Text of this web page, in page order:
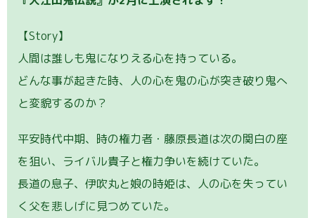
【Story】
人間は誰しも鬼になりえる心を持っている。
どんな事が起きた時、人の心を鬼の心が突き破り鬼へ
と変貌するのか？
平安時代中期、時の権力者・藤原長道は次の関白の座
を狙い、ライバル貴子と権力争いを続けていた。
長道の息子、伊吹丸と娘の時姫は、人の心を失ってい
く父を悲しげに見つめていた。